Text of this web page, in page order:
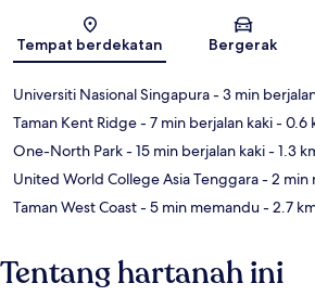
Peta
Tempat berdekatan Bergerak
Universiti Nasional Singapura- 3 min
Taman Kent Ridge- 7 min berjalan kaki- 0.6
One-North Park- 15 min berjalan kaki- 1.3
United World College Asia Tenggara- 2 min
Taman West Coast- 5 min memandu- 2.7
Tentang hartanah ini